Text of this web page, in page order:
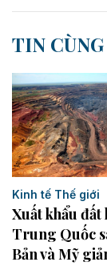
TIN
Kinh tế Thế giới
Xuất khẩu đất
Trung Quốc
Bản và Mỹ